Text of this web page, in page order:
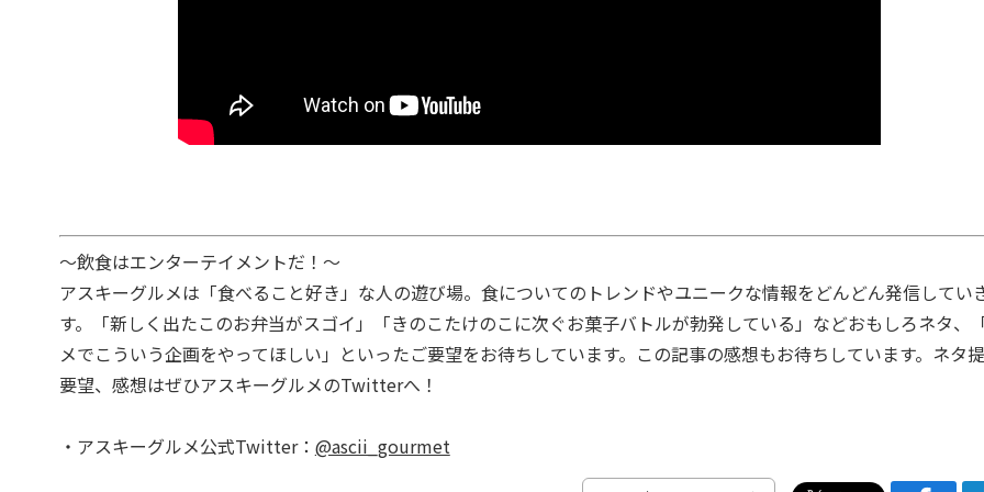
～飲食はエンターテイメントだ！～
アスキーグルメは「食べること好き」な人の遊び場。食についてのトレンドやユニークな情報をどんどん発信してい
す。「新しく出たこのお弁当がスゴイ」「きのこたけのこに次ぐお菓子バトルが勃発している」などおもしろネタ、
メでこういう企画をやってほしい」といったご要望をお待ちしています。この記事の感想もお待ちしています。ネタ提
要望、感想はぜひアスキーグルメのTwitterへ！
・アスキーグルメ公式Twitter： @ascii_gourmet